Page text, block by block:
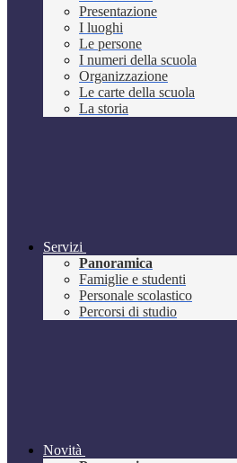
Presentazione
I luoghi
Le persone
I numeri della scuola
Organizzazione
Le carte della scuola
La storia
Servizi
Panoramica
Famiglie e studenti
Personale scolastico
Percorsi di studio
Novità